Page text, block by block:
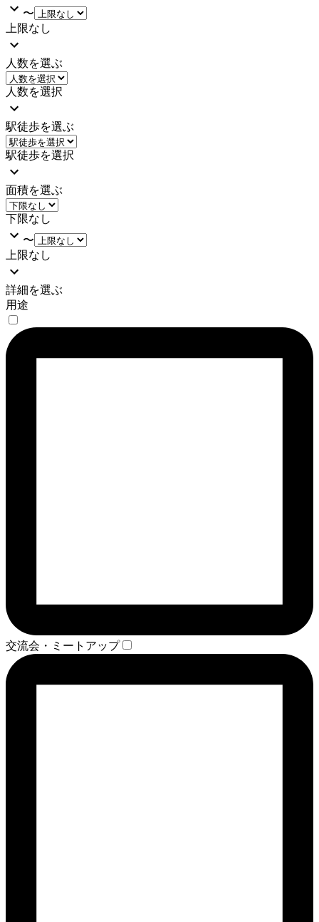
〜
上限なし
人数を選ぶ
人数を選択
駅徒歩を選ぶ
駅徒歩を選択
面積を選ぶ
下限なし
〜
上限なし
詳細を選ぶ
用途
交流会・ミートアップ